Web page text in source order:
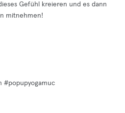
Gefühl kreieren und es dann
mitnehmen!
#popupyogamuc